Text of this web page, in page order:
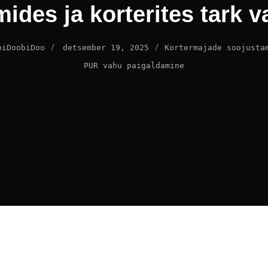
ja korterites tark
/ detsember 19, 2025 / Kortermajade
PUR vahu paigaldamine